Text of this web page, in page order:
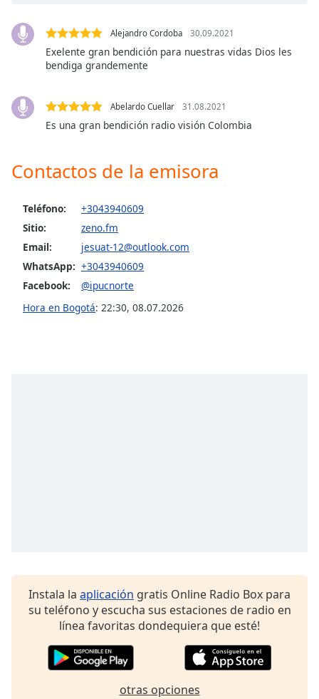
Chapters
Descriptions
off
selected
subtitles
settings,
subtitles
settings
dialog
subtitles
selected
cancel
Alejandro Cordoba 30.09.2021
Exelente gran bendición para nuestras vidas Dios les
bendiga grandemente
Abelardo Cuellar 31.08.2021
Es una gran bendición radio visión Colombia
Contactos de la emisora
Teléfono:
+3043940609
Sitio:
zeno.fm
Email:
jesuat-12@outlook.com
WhatsApp: +3043940609
Facebook:
@ipucnorte
Hora en Bogotá: 22:30, 08.07.2026
Instala la aplicación gratis Online Radio Box para
su teléfono y escucha sus estaciones de radio en
línea favoritas dondequiera que esté!
otras opciones